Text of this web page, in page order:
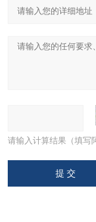
请输入计算结果（填写